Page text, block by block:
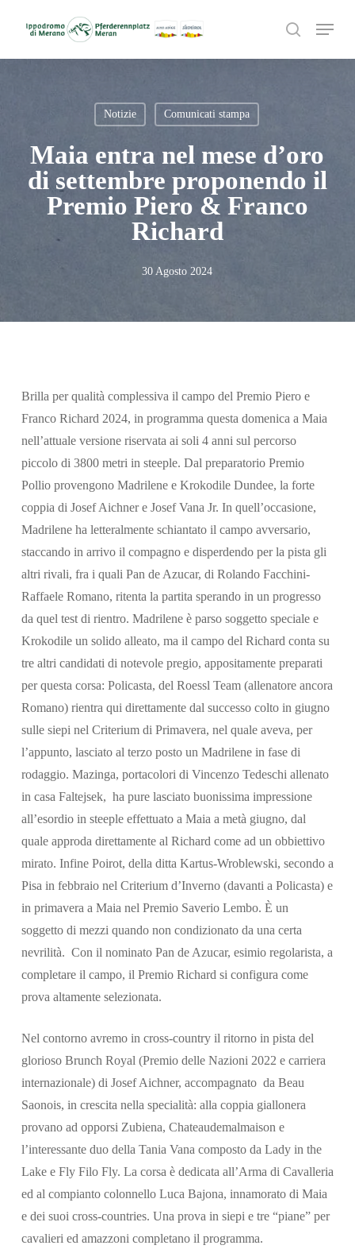
search
Menu
Notizie Comunicati stampa
Maia entra nel mese d’oro
di settembre proponendo il
Premio Piero & Franco
Richard
30 Agosto 2024
Brilla per qualità complessiva il campo del Premio Piero e
Franco Richard 2024, in programma questa domenica a Maia
nell’attuale versione riservata ai soli 4 anni sul percorso
piccolo di 3800 metri in steeple. Dal preparatorio Premio
Pollio provengono Madrilene e Krokodile Dundee, la forte
coppia di Josef Aichner e Josef Vana Jr. In quell’occasione,
Madrilene ha letteralmente schiantato il campo avversario,
staccando in arrivo il compagno e disperdendo per la pista gli
altri rivali, fra i quali Pan de Azucar, di Rolando Facchini-
Raffaele Romano, ritenta la partita sperando in un progresso
da quel test di rientro. Madrilene è parso soggetto speciale e
Krokodile un solido alleato, ma il campo del Richard conta su
tre altri candidati di notevole pregio, appositamente preparati
per questa corsa: Policasta, del Roessl Team (allenatore ancora
Romano) rientra qui direttamente dal successo colto in giugno
sulle siepi nel Criterium di Primavera, nel quale aveva, per
l’appunto, lasciato al terzo posto un Madrilene in fase di
rodaggio. Mazinga, portacolori di Vincenzo Tedeschi allenato
in casa Faltejsek, ha pure lasciato buonissima impressione
all’esordio in steeple effettuato a Maia a metà giugno, dal
quale approda direttamente al Richard come ad un obbiettivo
mirato. Infine Poirot, della ditta Kartus-Wroblewski, secondo a
Pisa in febbraio nel Criterium d’Inverno (davanti a Policasta) e
in primavera a Maia nel Premio Saverio Lembo. È un
soggetto di mezzi quando non condizionato da una certa
nevrilità. Con il nominato Pan de Azucar, esimio regolarista, a
completare il campo, il Premio Richard si configura come
prova altamente selezionata.
Nel contorno avremo in cross-country il ritorno in pista del
glorioso Brunch Royal (Premio delle Nazioni 2022 e carriera
internazionale) di Josef Aichner, accompagnato da Beau
Saonois, in crescita nella specialità: alla coppia giallonera
provano ad opporsi Zubiena, Chateaudemalmaison e
l’interessante duo della Tania Vana composto da Lady in the
Lake e Fly Filo Fly. La corsa è dedicata all’Arma di Cavalleria
ed al compianto colonnello Luca Bajona, innamorato di Maia
e dei suoi cross-countries. Una prova in siepi e tre “piane” per
cavalieri ed amazzoni completano il programma.